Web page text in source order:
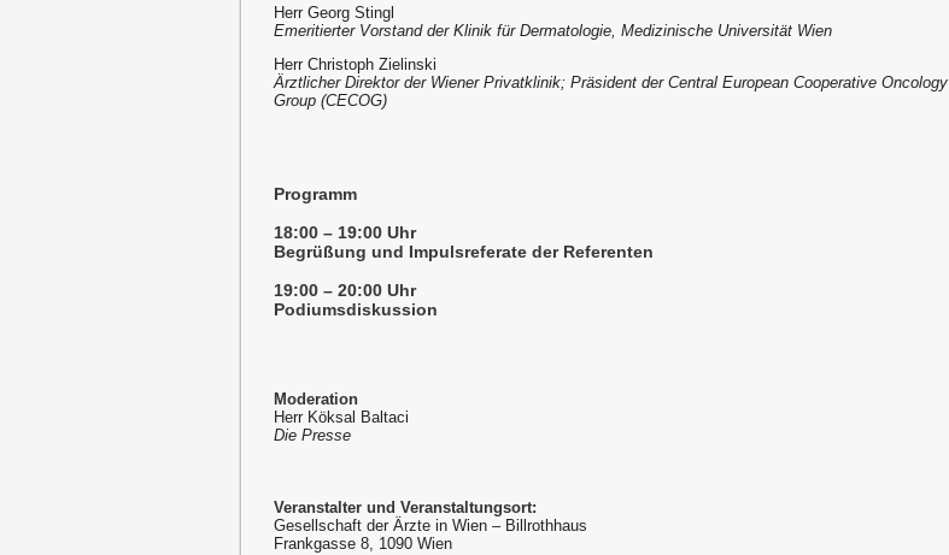
Herr Georg Stingl
Emeritierter Vorstand der Klinik für Dermatologie, Medizinische Universität Wien
Herr Christoph Zielinski
Ärztlicher Direktor der Wiener Privatklinik; Präsident der Central European Cooperative Oncology
Group (CECOG)
Programm
18:00 – 19:00 Uhr
Begrüßung und Impulsreferate der Referenten
19:00 – 20:00 Uhr
Podiumsdiskussion
Moderation
Herr Köksal Baltaci
Die Presse
Veranstalter und Veranstaltungsort:
Gesellschaft der Ärzte in Wien – Billrothhaus
Frankgasse 8, 1090 Wien